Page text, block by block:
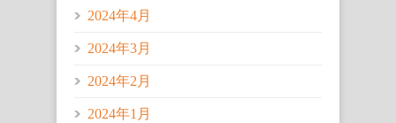
2024年4月
2024年3月
2024年2月
2024年1月